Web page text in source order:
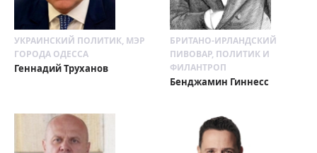
УКРАИНСКИЙ ПОЛИТИК, МЭР
ГОРОДА ОДЕССА
Геннадий Труханов
БРИТАНО-ИРЛАНДСКИЙ
ПИВОВАР, ПОЛИТИК И
ФИЛАНТРОП
Бенджамин Гиннесс